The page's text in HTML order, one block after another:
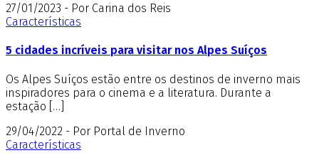
27/01/2023 - Por Carina dos Reis
Características
5 cidades incríveis para visitar nos Alpes Suíços
Os Alpes Suíços estão entre os destinos de inverno mais
inspiradores para o cinema e a literatura. Durante a
estação […]
29/04/2022 - Por Portal de Inverno
Características